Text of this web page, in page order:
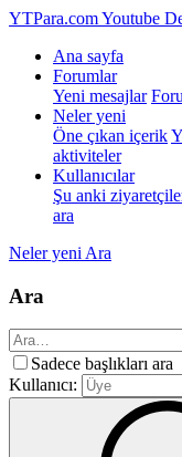
YTPara.comYoutube
Ana sayfa
Forumlar
Yeni mesajlar
Neler yeni
Öne çıkan içerik
aktiviteler
Kullanıcılar
Şu anki
ara
Neler yeni Ara
Ara
Sadece başlıkları ara
Kullanıcı: